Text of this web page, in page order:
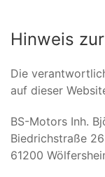
Hinweis
Die
auf dieser
BS-Motors Inh.
Biedrichstraße
61200